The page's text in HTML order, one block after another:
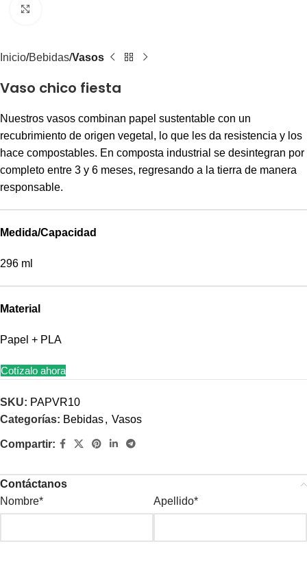
Inicio Bebidas Vasos
Vaso chico fiesta
Nuestros vasos combinan papel sustentable con un
recubrimiento de origen vegetal, lo que les da resistencia y los
hace compostables. En composta industrial se desintegran por
completo entre 3 y 6 meses, regresando a la tierra de manera
responsable.
Medida/Capacidad
296 ml
Material
Papel + PLA
Cotízalo ahora
SKU: PAPVR10
Categorías: Bebidas, Vasos
Compartir:
Contáctanos
Nombre*
Apellido*